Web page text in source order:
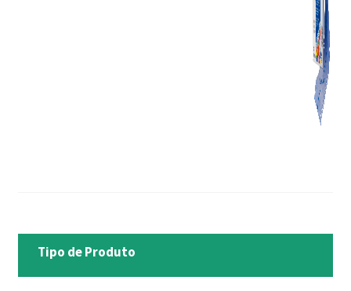
Tipo de Produto